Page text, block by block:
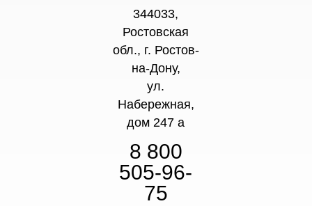
344033,
Ростовская
обл., г. Ростов-
на-Дону,
ул.
Набережная,
дом 247 а
8 800
505-96-
75